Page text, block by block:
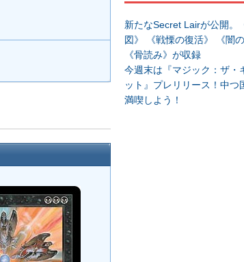
新たなSecret Lairが公開。
図》 《戦慄の復活》 《闇
《骨読み》が収録
今週末は『マジック：ザ・
ット』プレリリース！中つ
満喫しよう！